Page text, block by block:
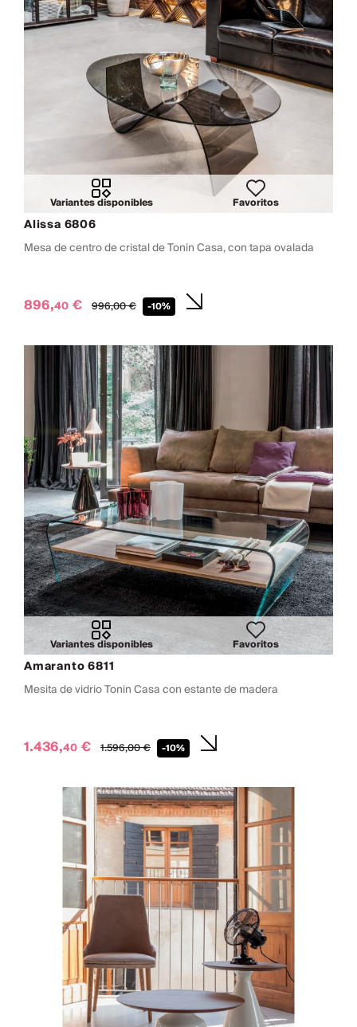
Variantes disponibles Favoritos
Alissa 6806
Mesa de centro de cristal de Tonin Casa, con tapa ovalada
896,40 € 996,00€ -10%
Variantes disponibles Favoritos
Amaranto 6811
Mesita de vidrio Tonin Casa con estante de madera
1.436,40 € 1.596,00€ -10%